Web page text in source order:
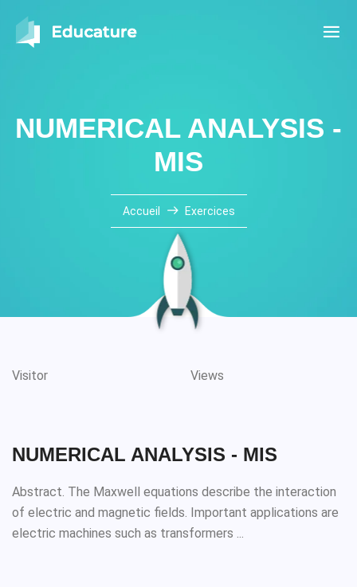
NUMERICAL ANALYSIS -
MIS
Accueil Exercices
Visitor Views
NUMERICAL ANALYSIS - MIS
Abstract. The Maxwell equations describe the interaction
of electric and magnetic fields. Important applications are
electric machines such as transformers ...